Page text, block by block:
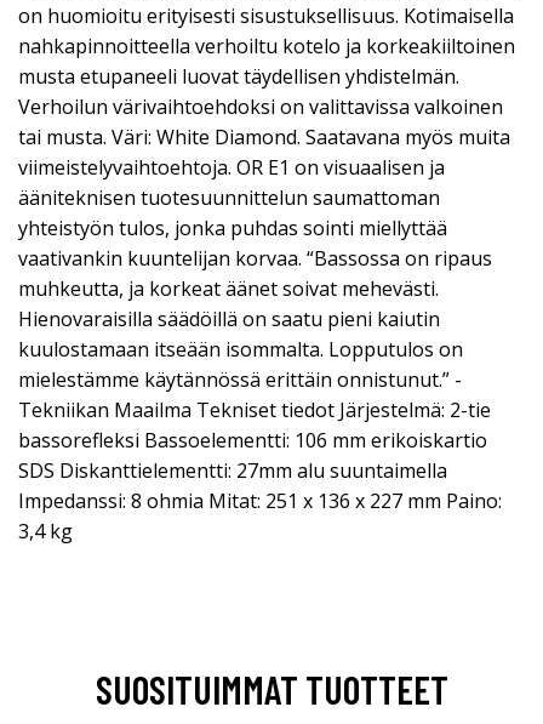
on huomioitu erityisesti sisustuksellisuus. Kotimaisella
nahkapinnoitteella verhoiltu kotelo ja korkeakiiltoinen
musta etupaneeli luovat täydellisen yhdistelmän.
Verhoilun värivaihtoehdoksi on valittavissa valkoinen
tai musta. Väri: White Diamond. Saatavana myös muita
viimeistelyvaihtoehtoja. OR E1 on visuaalisen ja
ääniteknisen tuotesuunnittelun saumattoman
yhteistyön tulos, jonka puhdas sointi miellyttää
vaativankin kuuntelijan korvaa. “Bassossa on ripaus
muhkeutta, ja korkeat äänet soivat mehevästi.
Hienovaraisilla säädöillä on saatu pieni kaiutin
kuulostamaan itseään isommalta. Lopputulos on
mielestämme käytännössä erittäin onnistunut.” -
Tekniikan Maailma Tekniset tiedot Järjestelmä: 2-tie
bassorefleksi Bassoelementti: 106 mm erikoiskartio
SDS Diskanttielementti: 27mm alu suuntaimella
Impedanssi: 8 ohmia Mitat: 251 x 136 x 227 mm Paino:
3,4 kg
SUOSITUIMMAT TUOTTEET